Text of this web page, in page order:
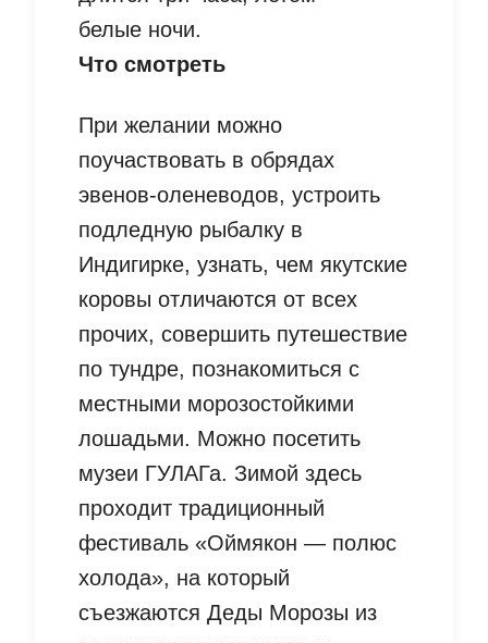
белые ночи.
Что смотреть
При желании можно
поучаствовать в обрядах
эвенов-оленеводов, устроить
подледную рыбалку в
Индигирке, узнать, чем якутские
коровы отличаются от всех
прочих, совершить путешествие
по тундре, познакомиться с
местными морозостойкими
лошадьми. Можно посетить
музеи ГУЛАГа. Зимой здесь
проходит традиционный
фестиваль «Оймякон — полюс
холода», на который
съезжаются Деды Морозы из